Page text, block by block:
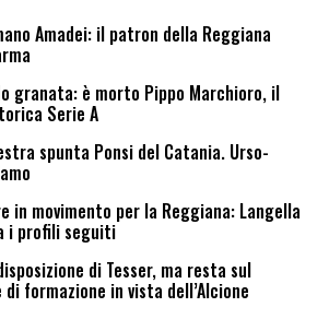
Amadei: il patron della Reggiana
granata: è morto Pippo Marchioro, il
Serie A
spunta Ponsi del Catania. Urso-
in movimento per la Reggiana: Langella
i profili seguiti
di Tesser, ma resta sul
formazione in vista dell’Alcione